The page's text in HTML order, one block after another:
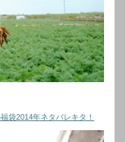
袋2014年ネタバレキタ！